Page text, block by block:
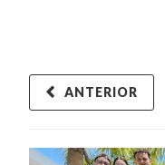
ANTERIOR